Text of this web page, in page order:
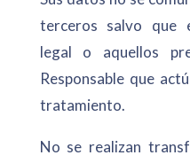
terceros salvo que
legal o aquellos
Responsable que
tratamiento.
No se realizan